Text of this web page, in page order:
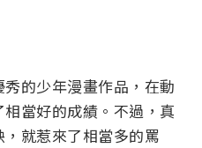
秀的少年漫畫作品，在動
當好的成績。不過，真
就惹來了相當多的罵